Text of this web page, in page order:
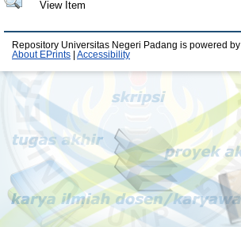
View Item
Repository Universitas Negeri Padang is powered by
About EPrints
Accessibility